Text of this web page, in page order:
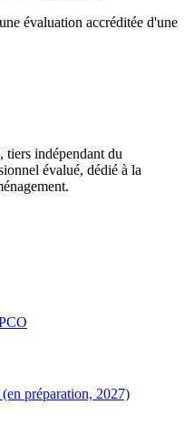
évaluation accréditée d'une
tiers indépendant du
évalué, dédié à la
préparation, 2027)